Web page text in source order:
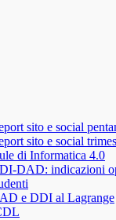
sito e social
sito e social
di Informatica 4.0
DAD: indicazioni
e DDI al Lagrange